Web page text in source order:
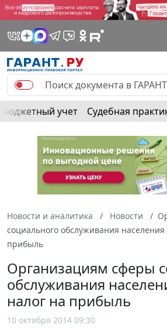
Бюджетный учет Судебная
Новости и аналитика Новости
социального обслуживания населения
прибыль
Организациям сферы
обслуживания
налог на прибыль
10 октября 2014 09:30